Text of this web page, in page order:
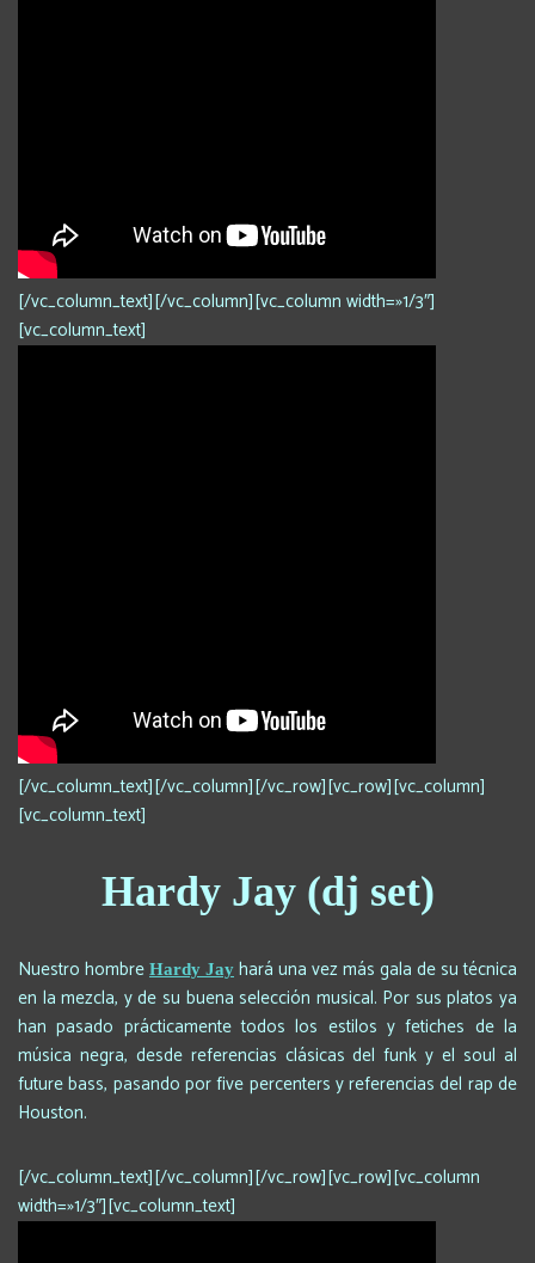
[/vc_column_text][/vc_column][vc_column width=»1/3″]
[vc_column_text]
[/vc_column_text][/vc_column][/vc_row][vc_row][vc_column]
[vc_column_text]
Hardy Jay (dj set)
Nuestro hombre Hardy Jay hará una vez más gala de su técnica
en la mezcla, y de su buena selección musical. Por sus platos ya
han pasado prácticamente todos los estilos y fetiches de la
música negra, desde referencias clásicas del funk y el soul al
future bass, pasando por five percenters y referencias del rap de
Houston.
[/vc_column_text][/vc_column][/vc_row][vc_row][vc_column
width=»1/3″][vc_column_text]